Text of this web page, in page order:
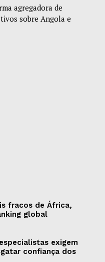
agregadora de
sobre Angola e
fracos de África,
global
exigem
confiança dos